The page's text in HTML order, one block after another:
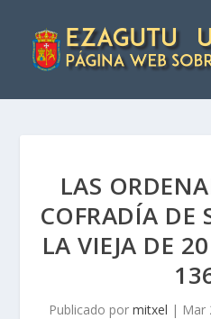
LAS
COFRADÍ­A DE
LA VIEJA DE
Publicado por mitxel | Mar